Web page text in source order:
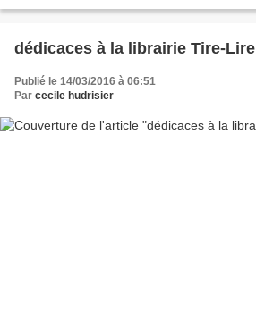
dédicaces à la librairie Tire-Lire
Publié le 14/03/2016 à 06:51
Par cecile hudrisier